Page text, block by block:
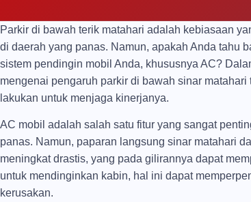
Parkir di bawah terik matahari adalah kebiasaan
di daerah yang panas. Namun, apakah Anda tahu
sistem pendingin mobil Anda, khususnya AC?
mengenai pengaruh parkir di bawah sinar
lakukan untuk menjaga kinerjanya.
AC mobil adalah salah satu fitur yang sangat
panas. Namun, paparan langsung sinar matahari
meningkat drastis, yang pada gilirannya dapat
untuk mendinginkan kabin, hal ini dapat
kerusakan.